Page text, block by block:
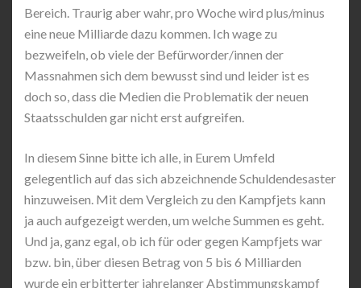
Bereich. Traurig aber wahr, pro Woche wird plus/minus
eine neue Milliarde dazu kommen. Ich wage zu
bezweifeln, ob viele der Befürworder/innen der
Massnahmen sich dem bewusst sind und leider ist es
doch so, dass die Medien die Problematik der neuen
Staatsschulden gar nicht erst aufgreifen.
In diesem Sinne bitte ich alle, in Eurem Umfeld
gelegentlich auf das sich abzeichnende Schuldendesaster
hinzuweisen. Mit dem Vergleich zu den Kampfjets kann
ja auch aufgezeigt werden, um welche Summen es geht.
Und ja, ganz egal, ob ich für oder gegen Kampfjets war
bzw. bin, über diesen Betrag von 5 bis 6 Milliarden
wurde ein erbitterter jahrelanger Abstimmungskampf